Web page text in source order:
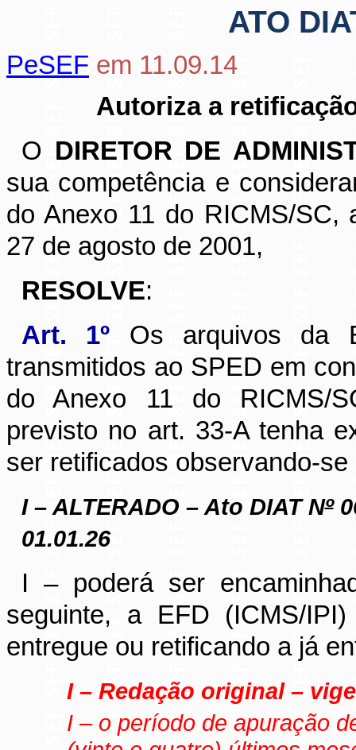
ATO
PeSEF em 11.09.14
Autoriza a
O DIRETOR DE
sua competência e
do Anexo 11 do RICMS/SC,
27 de agosto de 2001,
RESOLVE:
Art. 1º
Os arquivos da
transmitidos ao SPED em
do Anexo 11 do RICMS/
previsto no art. 33-A tenha
ser retificados observando-se
I – ALTERADO – Ato DIAT Nº
01.01.26
I – poderá ser
seguinte, a EFD (ICMS/
entregue ou retificando a já
I – Redação original –
I – o período de apuração